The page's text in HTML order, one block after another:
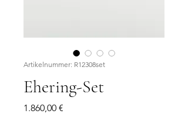
Artikelnummer: R12308set
Ehering-Set
1.860,00 €